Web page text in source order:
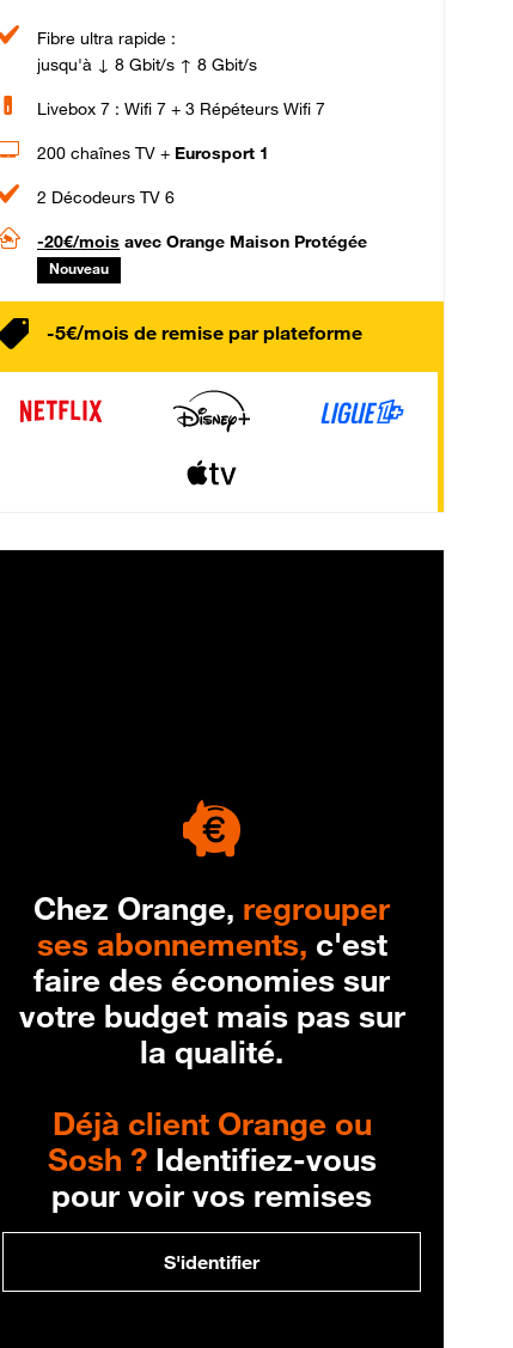
Fibre ultra rapide :
jusqu'à ↓ 8 Gbit/s ↑ 8 Gbit/s
Livebox 7 : Wifi 7 + 3 Répéteurs Wifi 7
200 chaînes TV + Eurosport 1
2 Décodeurs TV 6
-20€/mois avec Orange Maison Protégée
Nouveau
-5€/mois de remise par plateforme
Chez Orange, regrouper
ses abonnements, c'est
faire des économies sur
votre budget mais pas sur
la qualité.
Déjà client Orange ou
Sosh ?Identifiez-vous
pour voir vos remises
S'identifier